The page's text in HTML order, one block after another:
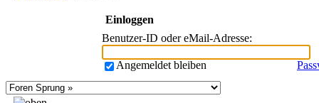
Einloggen
Benutzer-ID oder eMail-Adresse:
Angemeldet bleiben